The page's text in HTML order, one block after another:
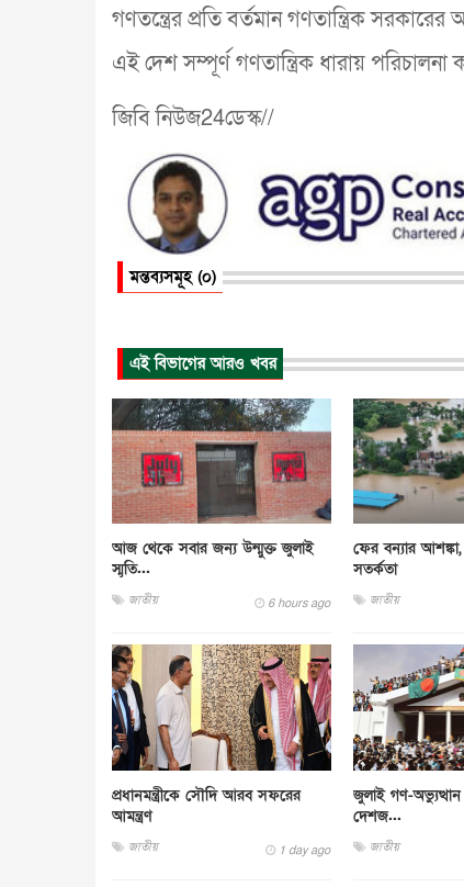
গণতন্ত্রের প্রতি বর্তমান গণতান্ত্রিক সরকারের
এই দেশ সম্পূর্ণ গণতান্ত্রিক ধারায় পরিচালনা
জিবি নিউজ24ডেস্ক//
মন্তব্যসমূহ (০)
এই বিভাগের আরও খবর
আজ থেকে সবার জন্য উন্মুক্ত জুলাই
স্মৃতি...
জাতীয় 6 hours ago
ফের বন্যার
সতর্কতা
জাতীয়
প্রধানমন্ত্রীকে সৌদি আরব সফরের
আমন্ত্রণ
জাতীয় 1 day ago
জুলাই গণ-
দেশজ...
জাতীয়